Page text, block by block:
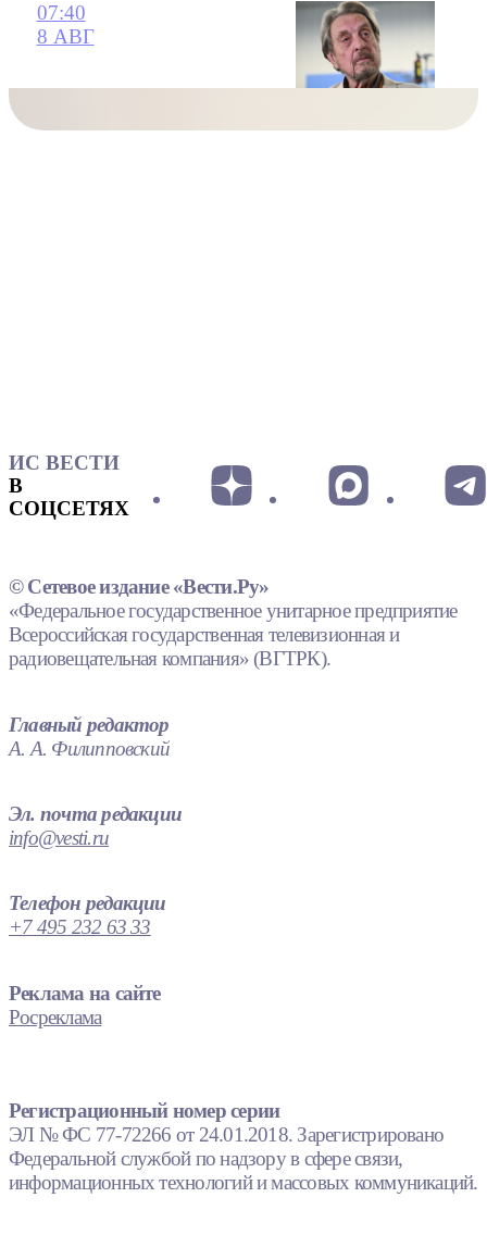
07:40
8 АВГ
ИС ВЕСТИ
В
СОЦСЕТЯХ
© Сетевое издание «Вести.Ру»
«Федеральное государственное унитарное предприятие
Всероссийская государственная телевизионная и
радиовещательная компания» (ВГТРК).
Главный редактор
А. А. Филипповский
Эл. почта редакции
info@vesti.ru
Телефон редакции
+7 495 232 63 33
Реклама на сайте
Росреклама
Регистрационный номер серии
ЭЛ № ФС 77-72266 от 24.01.2018. Зарегистрировано
Федеральной службой по надзору в сфере связи,
информационных технологий и массовых коммуникаций.